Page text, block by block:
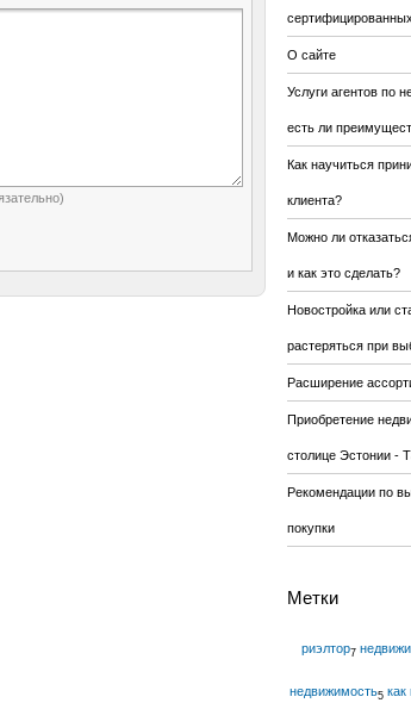
О сайте
Услуги агентов по
есть ли
Как научиться
клиента?
Можно ли
и как это сделать?
Новостройка или
растеряться при
Расширение
Приобретение
столице Эстонии -
Рекомендации по
покупки
Метки
риэлтор7
недвижимость5 как